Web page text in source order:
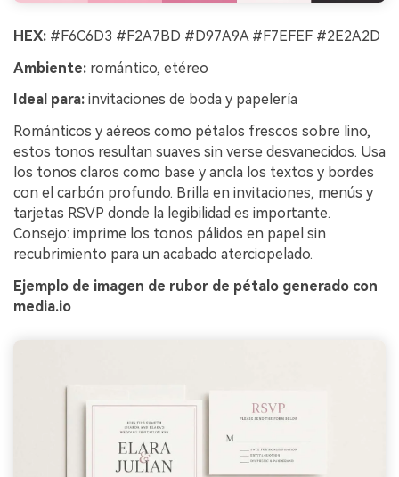
HEX: #F6C6D3 #F2A7BD #D97A9A #F7EFEF #2E2A2D
Ambiente: romántico, etéreo
Ideal para: invitaciones de boda y papelería
Románticos y aéreos como pétalos frescos sobre lino,
estos tonos resultan suaves sin verse desvanecidos. Usa
los tonos claros como base y ancla los textos y bordes
con el carbón profundo. Brilla en invitaciones, menús y
tarjetas RSVP donde la legibilidad es importante.
Consejo: imprime los tonos pálidos en papel sin
recubrimiento para un acabado aterciopelado.
Ejemplo de imagen de rubor de pétalo generado con
media.io